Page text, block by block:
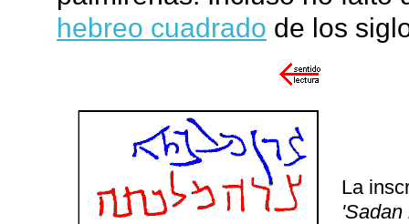
hebreo cuadrado de los
La
'Sadan